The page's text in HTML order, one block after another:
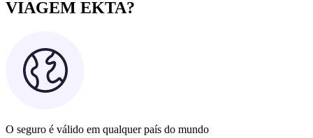
VIAGEM EKTA?
O seguro é válido em qualquer país do mundo